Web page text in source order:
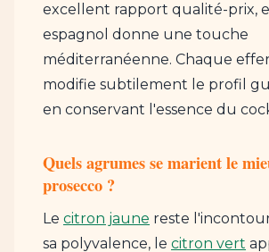
excellent rapport qualité-prix,
espagnol donne une touche
méditerranéenne. Chaque
modifie subtilement le profil
en conservant l'essence du
Quels agrumes se marient le
prosecco ?
Le citron jaune reste
sa polyvalence, le citron vert